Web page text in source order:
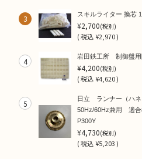
3 スキルライター 換芯
¥2,700(税別)
(税込¥2,970 )
4 岩田鉄工所 制御盤用
¥4,200(税別)
(税込¥4,620 )
5
日立 ランナー（ハ
50Hz/60Hz兼用 適合
P300Y
¥4,730(税別)
(税込¥5,203 )